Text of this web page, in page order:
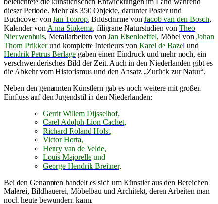
beleuchtete die künstlerischen Entwicklungen im Land während
dieser Periode. Mehr als 350 Objekte, darunter Poster und
Buchcover von Jan Toorop, Bildschirme von Jacob van den Bosch,
Kalender von Anna Sipkema, filigrane Naturstudien von Theo
Nieuwenhuis, Metallarbeiten von Jan Eisenloeffel, Möbel von Johan
Thorn Prikkerund komplette Interieurs von Karel de Bazel und
Hendrik Petrus Berlage gaben einen Eindruck und mehr noch, ein
verschwenderisches Bild der Zeit. Auch in den Niederlanden gibt es
die Abkehr vom Historismus und den Ansatz „Zurück zur Natur“.
Neben den genannten Künstlern gab es noch weitere mit großen
Einfluss auf den Jugendstil in den Niederlanden:
Gerrit Willem Dijsselhof,
Carel Adolph Lion Cachet,
Richard Roland Holst,
Victor Horta,
Henry van de Velde,
Louis Majorelle und
George Hendrik Breitner.
Bei den Genannten handelt es sich um Künstler aus den Bereichen
Malerei, Bildhauerei, Möbelbau und Architekt, deren Arbeiten man
noch heute bewundern kann.